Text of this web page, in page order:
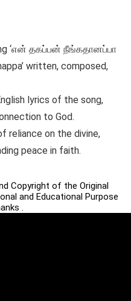
‘என் தகப்பன் நீங்கதானப்பா
written, composed,
lyrics of the song,
to God.
reliance on the divine,
peace in faith.
Copyright of the Original
and Educational Purpose
.